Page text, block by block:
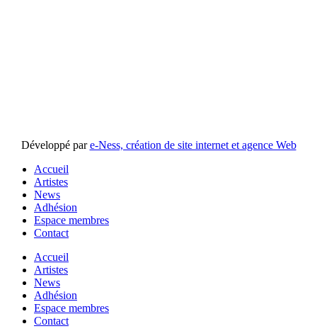
Développé pare-Ness, création de site internet et agence Web
Accueil
Artistes
News
Adhésion
Espace membres
Contact
Accueil
Artistes
News
Adhésion
Espace membres
Contact